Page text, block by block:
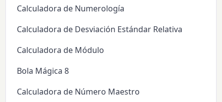
Calculadora de Numerología
Calculadora de Desviación Estándar Relativa
Calculadora de Módulo
Bola Mágica 8
Calculadora de Número Maestro